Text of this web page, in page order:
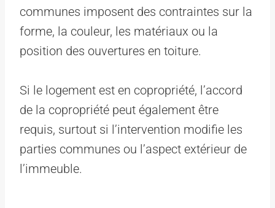
communes imposent des contraintes sur la
forme, la couleur, les matériaux ou la
position des ouvertures en toiture.
Si le logement est en copropriété, l’accord
de la copropriété peut également être
requis, surtout si l’intervention modifie les
parties communes ou l’aspect extérieur de
l’immeuble.